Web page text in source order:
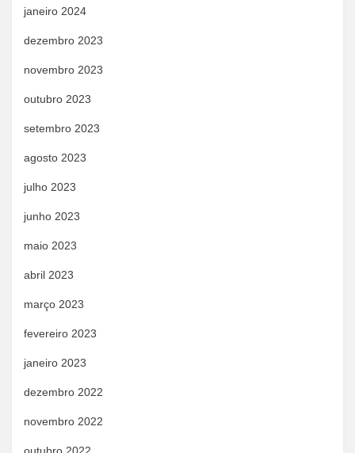
janeiro 2024
dezembro 2023
novembro 2023
outubro 2023
setembro 2023
agosto 2023
julho 2023
junho 2023
maio 2023
abril 2023
março 2023
fevereiro 2023
janeiro 2023
dezembro 2022
novembro 2022